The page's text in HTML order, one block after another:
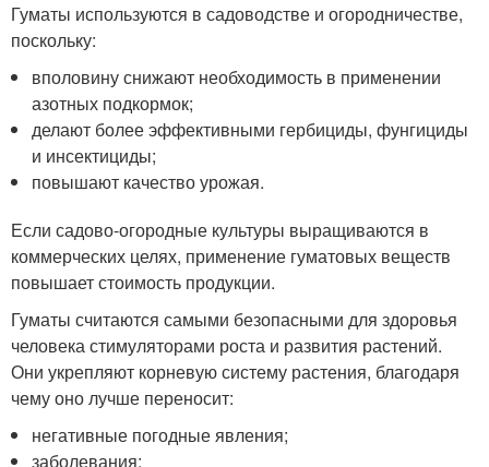
Гуматы используются в садоводстве и огородничестве,
поскольку:
вполовину снижают необходимость в применении
азотных подкормок;
делают более эффективными гербициды, фунгициды
и инсектициды;
повышают качество урожая.
Если садово-огородные культуры выращиваются в
коммерческих целях, применение гуматовых веществ
повышает стоимость продукции.
Гуматы считаются самыми безопасными для здоровья
человека стимуляторами роста и развития растений.
Они укрепляют корневую систему растения, благодаря
чему оно лучше переносит:
негативные погодные явления;
заболевания;